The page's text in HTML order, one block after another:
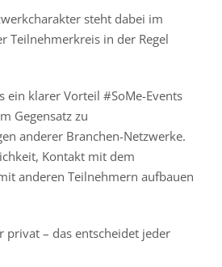
steht dabei im
Teilnehmerkreis in der Regel
ein klarer Vorteil #SoMe-Events
Gegensatz zu
anderer Branchen-Netzwerke.
Kontakt mit dem
anderen Teilnehmern aufbauen
privat – das entscheidet jeder